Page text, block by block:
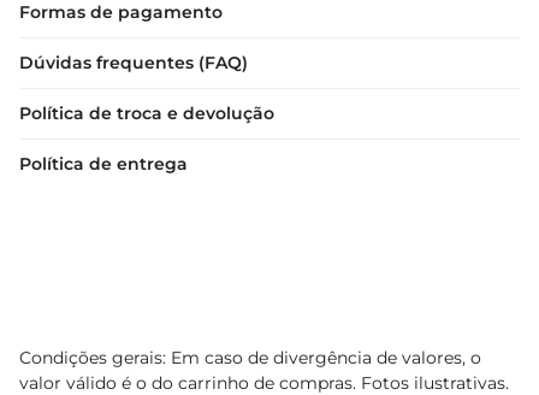
Formas de pagamento
Dúvidas frequentes (FAQ)
Política de troca e devolução
Política de entrega
Condições gerais: Em caso de divergência de valores, o
valor válido é o do carrinho de compras. Fotos ilustrativas.